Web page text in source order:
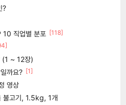
?
10 직업별 분포 [118]
(1 ~ 12장)
까요? [1]
영상
불고기, 1.5kg, 1개